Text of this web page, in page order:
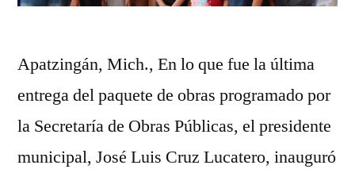
Apatzingán, Mich., En lo que fue la última
entrega del paquete de obras programado por
la Secretaría de Obras Públicas, el presidente
municipal, José Luis Cruz Lucatero, inauguró